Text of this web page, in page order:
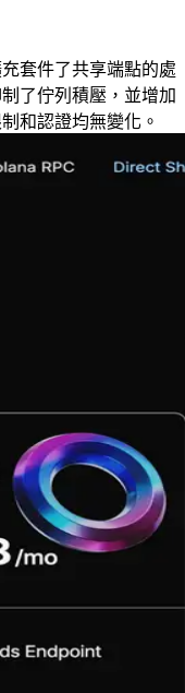
套件了共享端點的處
了佇列積壓，並增加
和認證均無變化。